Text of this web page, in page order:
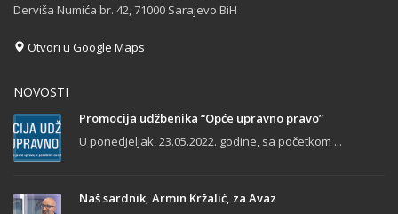
Derviša Numića br. 42, 71000 Sarajevo BiH
Otvori u Google Maps
NOVOSTI
Promocija udžbenika “Opće upravno pravo”
U ponedjeljak, 23.05.2022. godine, sa početkom ...
Naš sardnik, Armin Kržalić, za Avaz